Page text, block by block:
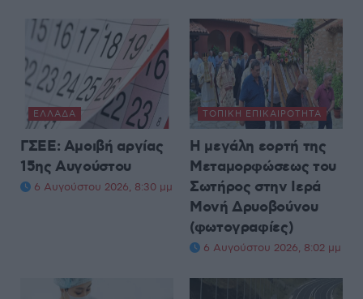
ΕΛΛΆΔΑ
ΓΣΕΕ: Αμοιβή αργίας
15ης Αυγούστου
6 Αυγούστου 2026, 8:30 μμ
ΤΟΠΙΚΉ ΕΠΙΚΑΙΡΌΤΗΤΑ
Η μεγάλη εορτή της
Μεταμορφώσεως του
Σωτήρος στην Ιερά
Μονή Δρυοβούνου
(φωτογραφίες)
6 Αυγούστου 2026, 8:02 μμ